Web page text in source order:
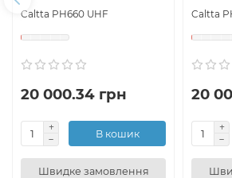
Caltta PH660 UHF
20 000.34 грн
В кошик
Швидке замовлення
Caltta
20